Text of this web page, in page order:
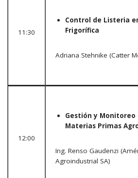
11:30
Control de Listeria
Frigorífica
Adriana Stehnike (Catter
12:00
Gestión y Monitoreo
Materias Primas
Ing. Renso Gaudenzi
Agroindustrial SA)